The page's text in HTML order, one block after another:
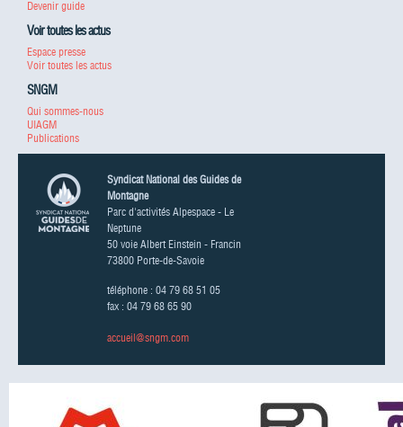
Devenir guide
Voir toutes les actus
Espace presse
Voir toutes les actus
SNGM
Qui sommes-nous
UIAGM
Publications
Syndicat National des Guides de
Montagne
Parc d'activités Alpespace - Le
Neptune
50 voie Albert Einstein - Francin
73800 Porte-de-Savoie
téléphone : 04 79 68 51 05
fax : 04 79 68 65 90
accueil@sngm.com